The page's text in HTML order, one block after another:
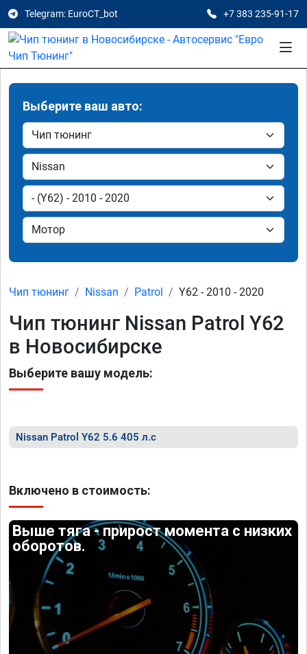
Telegram: EuroCT_bot +7 383 235-91-17
Выберите ваш авто:
Чип тюнинг Nissan Patrol Y62 - 2010 - 2020
Чип тюнинг Nissan Patrol Y62
в Новосибирске
Выберите вашу модель:
Nissan Patrol Y62 5.6 405 л.с
Включено в стоимость:
Выше тяга - прирост момента с низких
оборотов.